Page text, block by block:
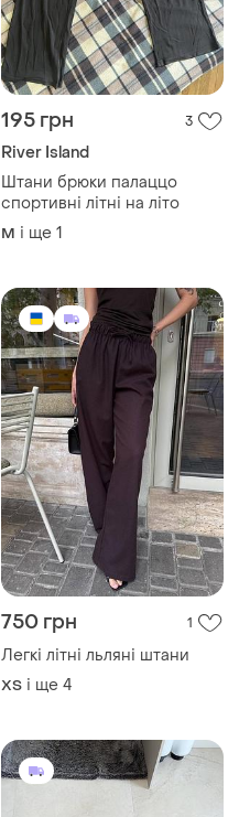
195 грн 3
River Island
Штани брюки палаццо
спортивні літні на літо
M і ще 1
750 грн 1
Легкі літні льляні штани
ХS і ще 4